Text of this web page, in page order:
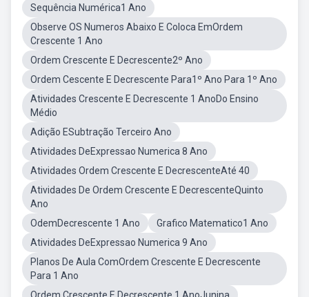
Sequência Numérica1 Ano
Observe OS Numeros Abaixo E Coloca EmOrdem
Crescente 1 Ano
Ordem Crescente E Decrescente2º Ano
Ordem Cescente E Decrescente Para1º Ano Para 1º Ano
Atividades Crescente E Decrescente 1 AnoDo Ensino
Médio
Adição ESubtração Terceiro Ano
Atividades DeExpressao Numerica 8 Ano
Atividades Ordem Crescente E DecrescenteAté 40
Atividades De Ordem Crescente E DecrescenteQuinto
Ano
OdemDecrescente 1 Ano
Grafico Matematico1 Ano
Atividades DeExpressao Numerica 9 Ano
Planos De Aula ComOrdem Crescente E Decrescente
Para 1 Ano